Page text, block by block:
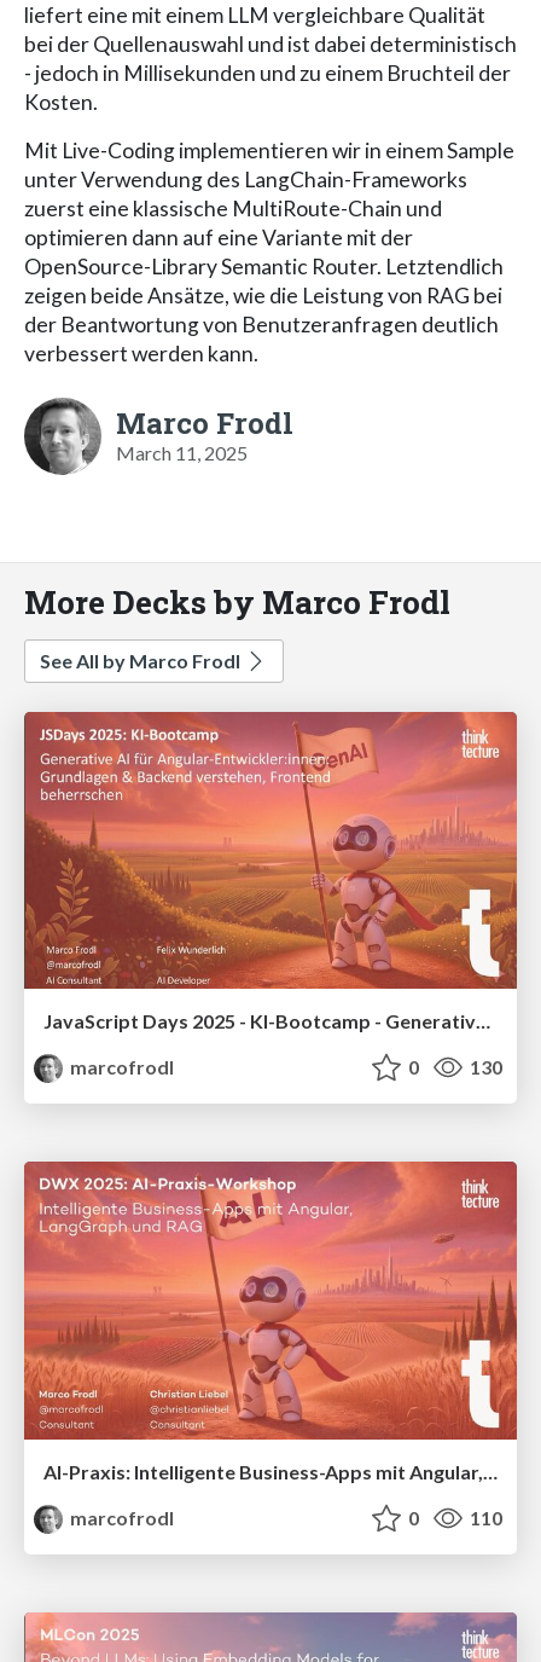
liefert eine mit einem LLM vergleichbare Qualität
bei der Quellenauswahl und ist dabei deterministisch
- jedoch in Millisekunden und zu einem Bruchteil der
Kosten.
Mit Live-Coding implementieren wir in einem Sample
unter Verwendung des LangChain-Frameworks
zuerst eine klassische MultiRoute-Chain und
optimieren dann auf eine Variante mit der
OpenSource-Library Semantic Router. Letztendlich
zeigen beide Ansätze, wie die Leistung von RAG bei
der Beantwortung von Benutzeranfragen deutlich
verbessert werden kann.
Marco Frodl
March 11, 2025
More Decks by Marco Frodl
See All by Marco Frodl
JavaScript Days 2025 - KI-Bootcamp - Generative AI für Angular-Entwickler - Grundlagen und Backend verstehen - Frontend beherrschen
marcofrodl
0 130
marcofrodl
0 110